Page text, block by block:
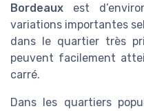
Bordeaux est
variations importantes
dans le quartier très
peuvent facilement
carré.
Dans les quartiers